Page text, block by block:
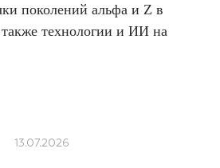
поколений альфа и Z в
технологии и ИИ на
13.07.2026